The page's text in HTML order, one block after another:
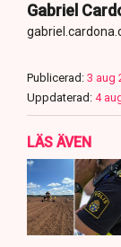
Gabriel
Publicerad: 3 aug
Uppdaterad: 4
LÄS ÄVEN